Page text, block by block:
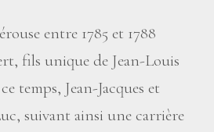
entre 1785 et 1788
fils unique de Jean-Louis
temps, Jean-Jacques et
suivant ainsi une carrière